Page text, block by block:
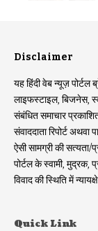
Disclaimer
यह हिंदी वेब न्यूज़
लाइफस्टाइल, बिजनेस,
संबंधित समाचार
संवाददाता रिपोर्ट
ऐसी सामग्री की सत्यता/
पोर्टल के स्वामी, मुद्रक,
विवाद की स्थिति में
Quick Link